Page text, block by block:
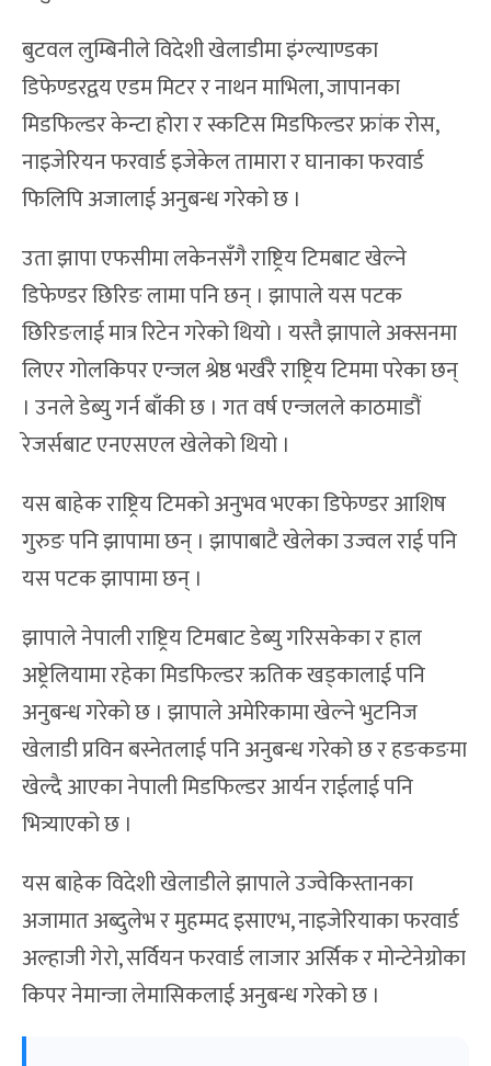
बुटवल लुम्बिनीले विदेशी खेलाडीमा इंग्ल्याण्डका
डिफेण्डरद्वय एडम मिटर र नाथन माभिला, जापानका
मिडफिल्डर केन्टा होरा र स्कटिस मिडफिल्डर फ्रांक रोस,
नाइजेरियन फरवार्ड इजेकेल तामारा र घानाका फरवार्ड
फिलिपि अजालाई अनुबन्ध गरेको छ ।
उता झापा एफसीमा लकेनसँगै राष्ट्रिय टिमबाट खेल्ने
डिफेण्डर छिरिङ लामा पनि छन् । झापाले यस पटक
छिरिङलाई मात्र रिटेन गरेको थियो । यस्तै झापाले अक्सनमा
लिएर गोलकिपर एन्जल श्रेष्ठ भर्खरै राष्ट्रिय टिममा परेका छन्
। उनले डेब्यु गर्न बाँकी छ । गत वर्ष एन्जलले काठमाडौं
रेजर्सबाट एनएसएल खेलेको थियो ।
यस बाहेक राष्ट्रिय टिमको अनुभव भएका डिफेण्डर आशिष
गुरुङ पनि झापामा छन् । झापाबाटै खेलेका उज्वल राई पनि
यस पटक झापामा छन् ।
झापाले नेपाली राष्ट्रिय टिमबाट डेब्यु गरिसकेका र हाल
अष्ट्रेलियामा रहेका मिडफिल्डर ऋतिक खड्कालाई पनि
अनुबन्ध गरेको छ । झापाले अमेरिकामा खेल्ने भुटनिज
खेलाडी प्रविन बस्नेतलाई पनि अनुबन्ध गरेको छ र हङकङमा
खेल्दै आएका नेपाली मिडफिल्डर आर्यन राईलाई पनि
भित्र्याएको छ ।
यस बाहेक विदेशी खेलाडीले झापाले उज्वेकिस्तानका
अजामात अब्दुलेभ र मुहम्मद इसाएभ, नाइजेरियाका फरवार्ड
अल्हाजी गेरो, सर्वियन फरवार्ड लाजार अर्सिक र मोन्टेनेग्रोका
किपर नेमान्जा लेमासिकलाई अनुबन्ध गरेको छ ।